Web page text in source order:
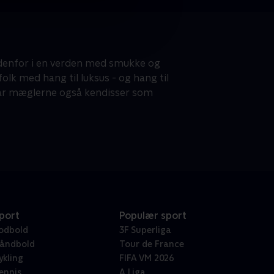
i en verden med smukke og
med hang til luksus - og hang til
mæglerne også kendisser som
Populær sport
3F Superliga
Tour de France
FIFA VM 2026